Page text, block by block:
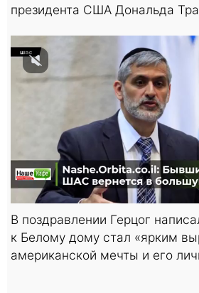
президента США Дональда
В поздравлении Герцог
к Белому дому стал «ярким
американской мечты и его